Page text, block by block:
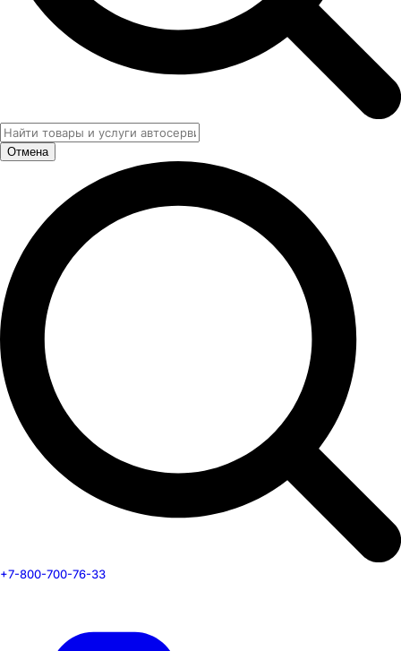
Отмена
+7-800-700-76-33